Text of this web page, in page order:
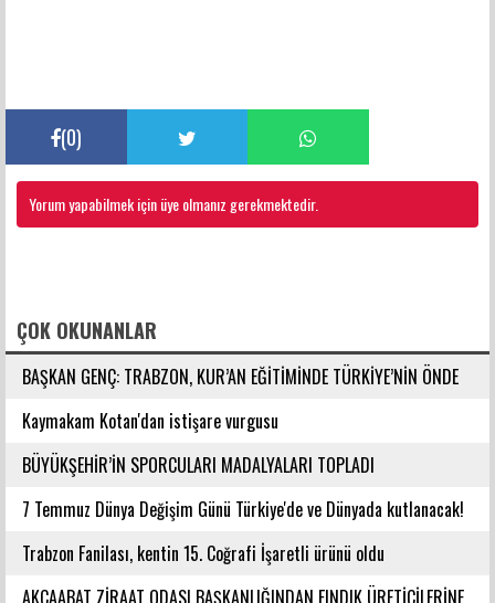
(0)
Yorum yapabilmek için üye olmanız gerekmektedir.
ÇOK OKUNANLAR
BAŞKAN GENÇ: TRABZON, KUR’AN EĞİTİMİNDE TÜRKİYE’NİN ÖNDE
GELEN ŞEHİRLERİNDENDİR
Kaymakam Kotan'dan istişare vurgusu
BÜYÜKŞEHİR’İN SPORCULARI MADALYALARI TOPLADI
7 Temmuz Dünya Değişim Günü Türkiye'de ve Dünyada kutlanacak!
Trabzon Fanilası, kentin 15. Coğrafi İşaretli ürünü oldu
AKÇAABAT ZİRAAT ODASI BAŞKANLIĞINDAN FINDIK ÜRETİCİLERİNE